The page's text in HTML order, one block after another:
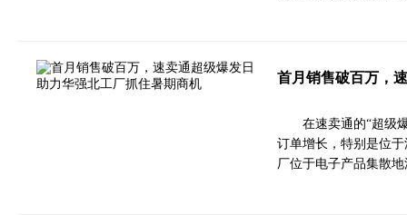
首月销售破百万，
在速卖通的“超级
订单增长，特别是位
厂位于电子产品集散